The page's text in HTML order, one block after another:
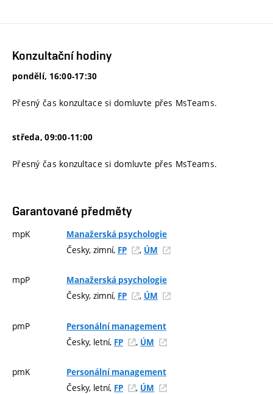
Konzultační hodiny
pondělí, 16:00-17:30
Přesný čas konzultace si domluvte přes MsTeams.
středa, 09:00-11:00
Přesný čas konzultace si domluvte přes MsTeams.
Garantované předměty
mpK Manažerská psychologie
Česky, zimní, FP , ÚM
mpP Manažerská psychologie
Česky, zimní, FP , ÚM
pmP Personální management
Česky, letní, FP , ÚM
pmK Personální management
Česky, letní, FP , ÚM